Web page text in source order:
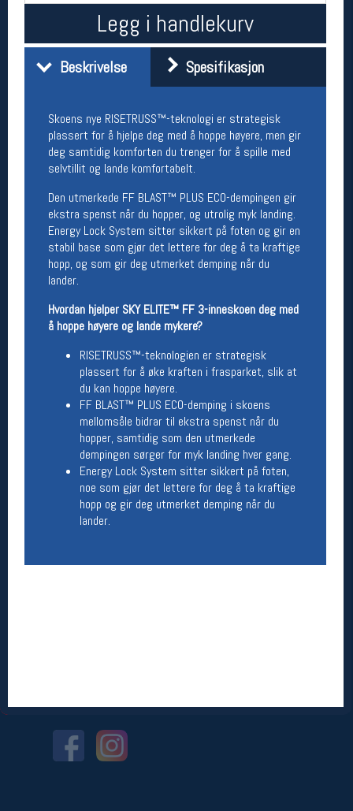
Legg i handlekurv
Beskrivelse Spesifikasjon
Skoens nye RISETRUSS™-teknologi er strategisk
plassert for å hjelpe deg med å hoppe høyere, men gir
deg samtidig komforten du trenger for å spille med
selvtillit og lande komfortabelt.
Den utmerkede FF BLAST™ PLUS ECO-dempingen gir
ekstra spenst når du hopper, og utrolig myk landing.
Energy Lock System sitter sikkert på foten og gir en
stabil base som gjør det lettere for deg å ta kraftige
hopp, og som gir deg utmerket demping når du
lander.
Hvordan hjelper SKY ELITE™ FF 3-inneskoen deg med
å hoppe høyere og lande mykere?
RISETRUSS™-teknologien er strategisk
plassert for å øke kraften i frasparket, slik at
du kan hoppe høyere.
FF BLAST™ PLUS ECO-demping i skoens
mellomsåle bidrar til ekstra spenst når du
hopper, samtidig som den utmerkede
dempingen sørger for myk landing hver gang.
Energy Lock System sitter sikkert på foten,
noe som gjør det lettere for deg å ta kraftige
hopp og gir deg utmerket demping når du
lander.
Telefon: 23 32 62 00
(telefontid man-fredag klokken 10-13)
Vis i kart
Kontakt oss
Åpningstider butikk
Man-Fredag:
11-18
Lørdag:
11-16
Team Oslo Sportslager
Magasinet
Medlemstilbud og aktiviteter
Åpningstider verkstedet
Man-Fredag:
11-18
Lørdag:
11-16
Om verkstedet
For å bestille time må du logge inn i
nettbutikken og trykke på den nederste blå
Betingelser
Salgsbetingelser
Personsvernerklæring
Følg oss på